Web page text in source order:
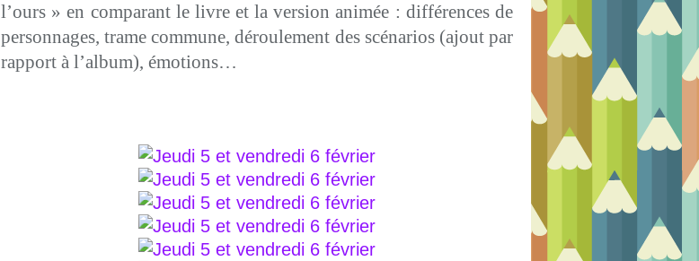
l’ours » en comparant le livre et la version animée : différences de
personnages, trame commune, déroulement des scénarios (ajout par
rapport à l’album), émotions…